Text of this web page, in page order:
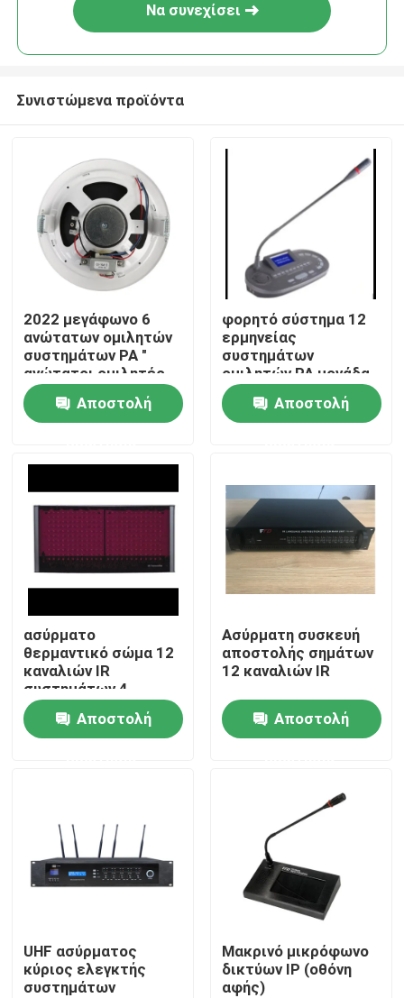
Προϊόντα
Βίντεο
Περίπου εμείς
Γύρος εργοστασίων
Ειδήσεις
Ενισχυτής συστημάτων PA
Να συνεχίσει
Συνιστώμενα προϊόντα
2022 μεγάφωνο 6
ανώτατων ομιλητών
συστημάτων PA "
ανώτατοι ομιλητές
1.5W-3W-6W
Αποστολή
φορητό σύστημα 12
ερμηνείας
συστημάτων
ομιλητών PA μονάδα
διερμηνέων καναλιών
Αποστολή
ασύρματο
θερμαντικό σώμα 12
καναλιών IR
συστημάτων 4
ομιλητών PA
Αποστολή
Ασύρματη συσκευή
αποστολής σημάτων
12 καναλιών IR
Αποστολή
UHF ασύρματος
κύριος ελεγκτής
συστημάτων
Μακρινό μικρόφωνο
δικτύων IP (οθόνη
αφής)